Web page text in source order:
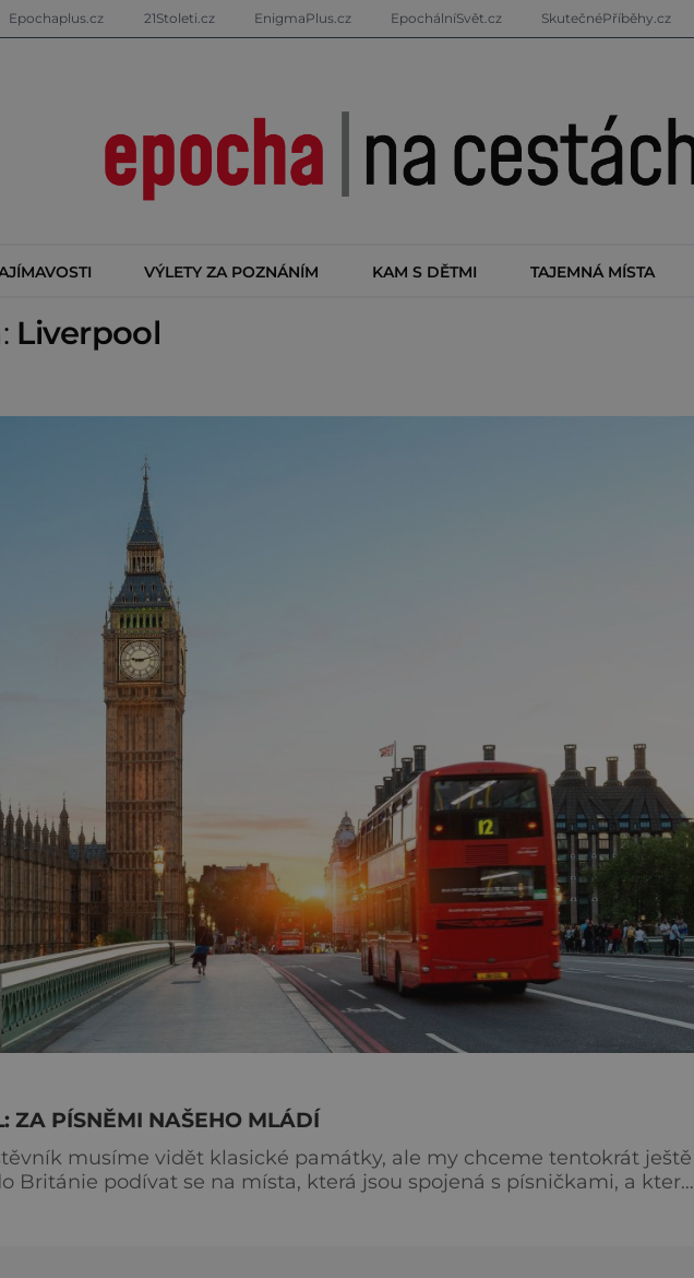
Epochaplus.cz 21Stoleti.cz EnigmaPlus.cz EpochálníSvět.cz SkutečnéPříběhy.cz
VÝLETY ZA POZNÁNÍM KAM S DĚTMI TAJEMNÁ MÍSTA
Liverpool
ZA PÍSNĚMI NAŠEHO MLÁDÍ
musíme vidět klasické památky, ale my chceme tentokrát ještě
Británie podívat se na místa, která jsou spojená s písničkami, a které